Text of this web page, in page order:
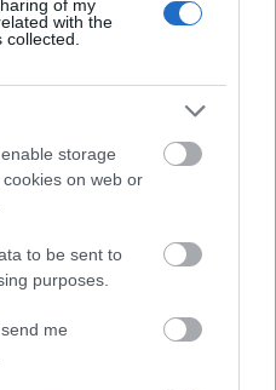
of my
with the
storage
on web or
to be sent to
purposes.
me